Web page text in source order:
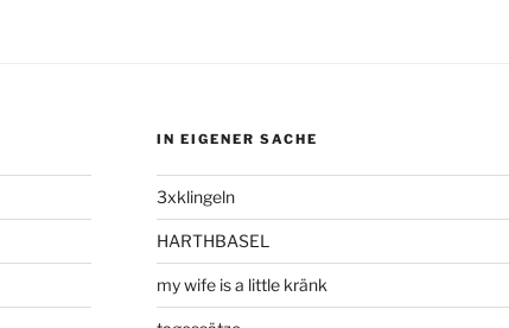
IN EIGENER SACHE
3xklingeln
HARTHBASEL
my wife is a little kränk